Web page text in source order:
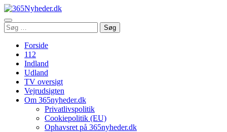
Åbn
menu
Søg
efter:
Søg
Forside
112
Indland
Udland
TV oversigt
Vejrudsigten
Om 365nyheder.dk
Privatlivspolitik
Cookiepolitik (EU)
Ophavsret på 365nyheder.dk